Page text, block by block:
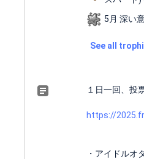
5月 深い
See all
１日一回、投
https://
・アイドルオ